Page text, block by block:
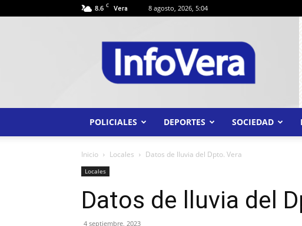
8.6 C Vera 8 agosto, 2026, 5:04
INFO
VERA
POLICIALES DEPORTES SOCIEDAD
Inicio Locales Datos de lluvia del Dpto. Vera
Locales
Datos de lluvia del
4 septiembre, 2023